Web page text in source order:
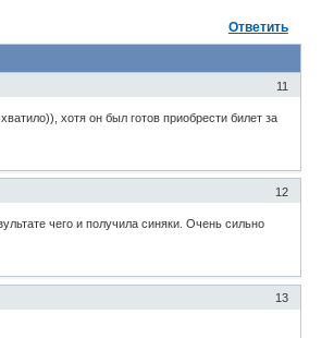
Ответить
11
хотя он был готов приобрести билет за
12
чего и получила синяки. Очень сильно
13